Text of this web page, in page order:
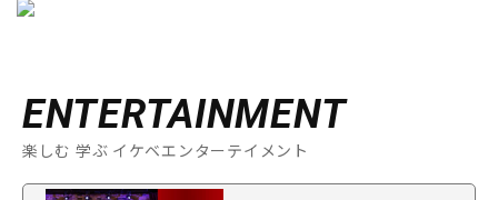
ENTERTAINMENT
楽しむ 学ぶ イケベエンターテイメント